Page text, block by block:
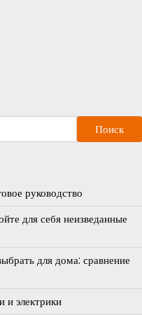
Поиск
руководство
для себя неизведанные
для дома: сравнение
и электрики